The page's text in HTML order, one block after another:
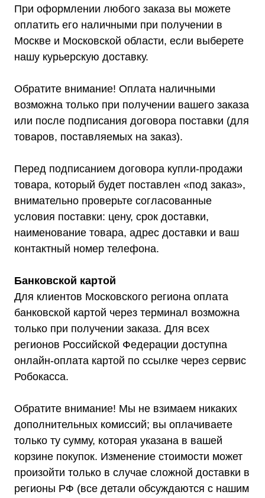
При оформлении любого заказа вы можете
оплатить его наличными при получении в
Москве и Московской области, если выберете
нашу курьерскую доставку.
Обратите внимание! Оплата наличными
возможна только при получении вашего заказа
или после подписания договора поставки (для
товаров, поставляемых на заказ).
Перед подписанием договора купли-продажи
товара, который будет поставлен «под заказ»,
внимательно проверьте согласованные
условия поставки: цену, срок доставки,
наименование товара, адрес доставки и ваш
контактный номер телефона.
Банковской картой
Для клиентов Московского региона оплата
банковской картой через терминал возможна
только при получении заказа. Для всех
регионов Российской Федерации доступна
онлайн-оплата картой по ссылке через сервис
Робокасса.
Обратите внимание! Мы не взимаем никаких
дополнительных комиссий; вы оплачиваете
только ту сумму, которая указана в вашей
корзине покупок. Изменение стоимости может
произойти только в случае сложной доставки в
регионы РФ (все детали обсуждаются с нашим